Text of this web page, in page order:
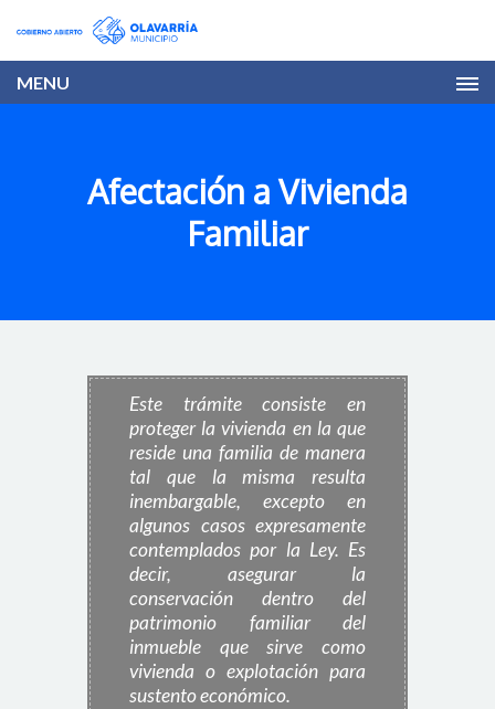
MENU
Afectación a Vivienda
Familiar
Este trámite consiste en
proteger la vivienda en la que
reside una familia de manera
tal que la misma resulta
inembargable, excepto en
algunos casos expresamente
contemplados por la Ley. Es
decir, asegurar la
conservación dentro del
patrimonio familiar del
inmueble que sirve como
vivienda o explotación para
sustento económico.